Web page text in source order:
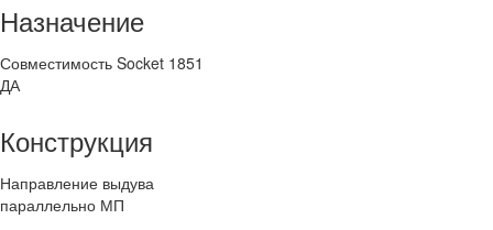
Назначение
Совместимость Socket 1851
ДА
Конструкция
Направление выдува
параллельно МП